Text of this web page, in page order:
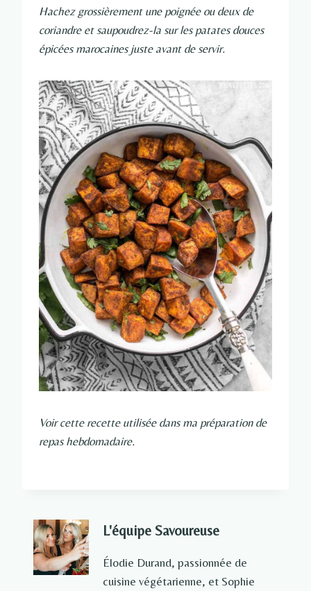
Hachez grossièrement une poignée ou deux de
coriandre et saupoudrez-la sur les patates douces
épicées marocaines juste avant de servir.
Voir cette recette utilisée dans ma préparation de
repas hebdomadaire.
L'équipe Savoureuse
Élodie Durand, passionnée de
cuisine végétarienne, et Sophie